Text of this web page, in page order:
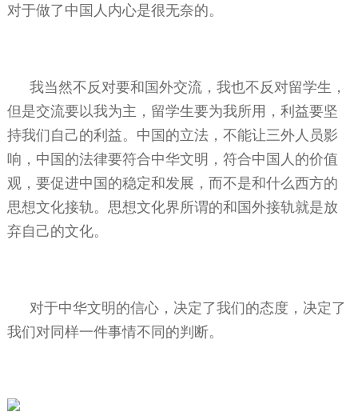
对于做了中国人内心是很无奈的。
我当然不反对要和国外交流，我也不反对留学生，
但是交流要以我为主，留学生要为我所用，利益要坚
持我们自己的利益。中国的立法，不能让三外人员影
响，中国的法律要符合中华文明，符合中国人的价值
观，要促进中国的稳定和发展，而不是和什么西方的
思想文化接轨。思想文化界所谓的和国外接轨就是放
弃自己的文化。
对于中华文明的信心，决定了我们的态度，决定了
我们对同样一件事情不同的判断。